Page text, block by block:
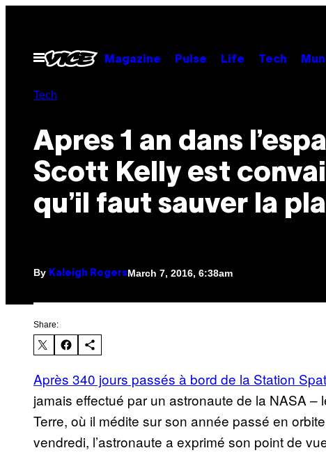
contentOpen
Menu
Magazine Pulse Life Tech
Tech
Apres 1 an dans
Scott Kelly est
qu’il faut sauver la
By Kaleigh RogersMarch 7, 2016, 6:38am
Share:
Après 340 jours passés à bord de la Station
jamais effectué par un astronaute de la NASA
Terre, où il médite sur son année passé en
vendredi, l’astronaute a exprimé son point de